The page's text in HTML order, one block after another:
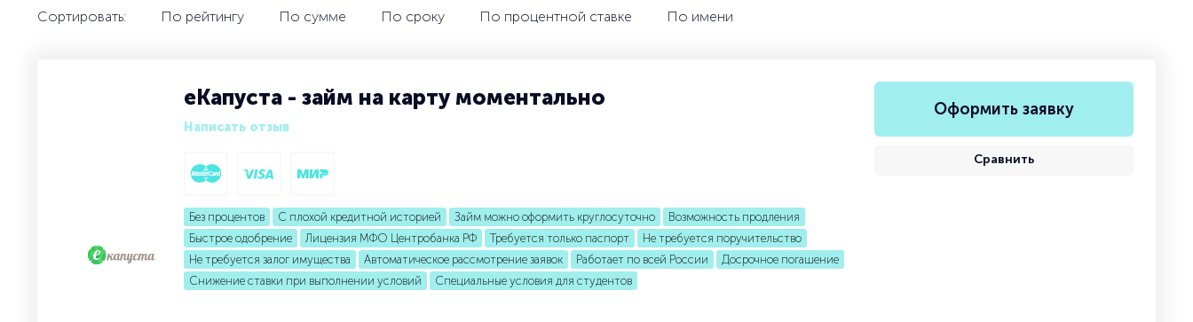
Сортировать: По рейтингу По сумме По сроку По процентной ставке По имени
еКапуста - займ на карту моментально
Написать отзыв
Без процентов С плохой кредитной историей Займ можно оформить круглосуточно
Возможность продления
Быстрое одобрение
Лицензия МФО Центробанка РФ Требуется только паспорт
Не требуется поручительство
Не требуется залог имущества
Автоматическое рассмотрение заявок Работает по всей России
Досрочное погашение
Снижение ставки при выполнении условий
Специальные условия для студентов
Оформить заявку
Сравнить